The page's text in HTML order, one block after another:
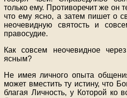
только ему. Противоречит же он
что ему ясно, а затем пишет о
неочевидную святость и
правосудие.
Как совсем неочевидное
ясным?
Не имея личного опыта
может вместить ту истину, что
благая Личность, у Которой ко